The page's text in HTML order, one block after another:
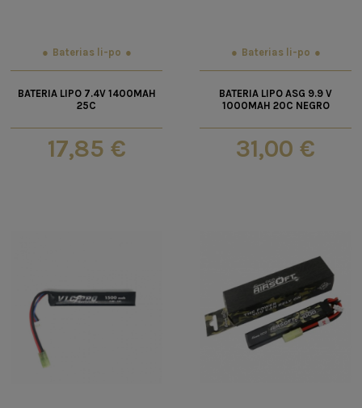
Baterias li-po
BATERIA LIPO 7.4V 1400MAH
25C
17,85 €
Baterias li-po
BATERIA LIPO ASG 9.9 V
1000MAH 20C NEGRO
31,00 €